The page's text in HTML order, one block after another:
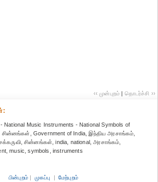
‹‹ முன்புறம் | தொடர்ச்சி ››
National Music Instruments - National Symbols of
சின்னங்கள், Government of India, இந்திய அரசாங்கம்,
சின்னங்கள், india, national, அரசாங்கம்,
music, symbols, instruments
பின்புறம் | முகப்பு | மேற்புறம்